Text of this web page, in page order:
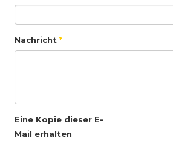
Nachricht *
Eine Kopie dieser E-
Mail erhalten